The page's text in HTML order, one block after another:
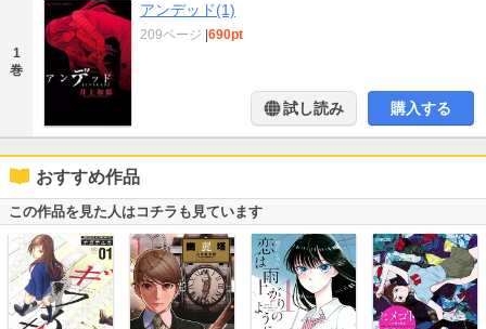
1
巻
アンデッド(1)
209ページ 690pt
試し読み 購入する
おすすめ作品
この作品を見た人はコチラも見ています